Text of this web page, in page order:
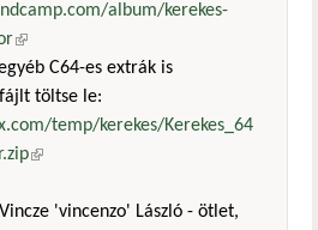
album/kerekes-
(külső hivatkozás)
C64-es extrák is
töltse le:
temp/kerekes/Kerekes_64
(külső hivatkozás)
'vincenzo' László - ötlet,